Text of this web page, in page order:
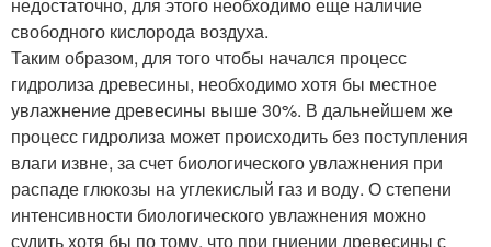
свободного кислорода воздуха.
Таким образом, для того чтобы начался процесс
гидролиза древесины, необходимо хотя бы местное
увлажнение древесины выше 30%. В дальнейшем же
процесс гидролиза может происходить без поступления
влаги извне, за счет биологического увлажнения при
распаде глюкозы на углекислый газ и воду. О степени
интенсивности биологического увлажнения можно
судить хотя бы по тому, что при гниении древесины с